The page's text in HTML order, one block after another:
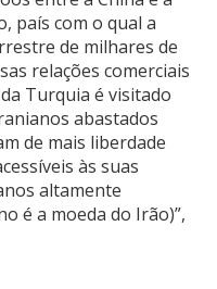
país com o qual a
de milhares de
relações comerciais
Turquia é visitado
abastados
de mais liberdade
às suas
altamente
é a moeda do Irão)”,